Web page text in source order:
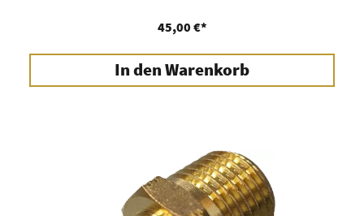
45,00 €*
In den Warenkorb